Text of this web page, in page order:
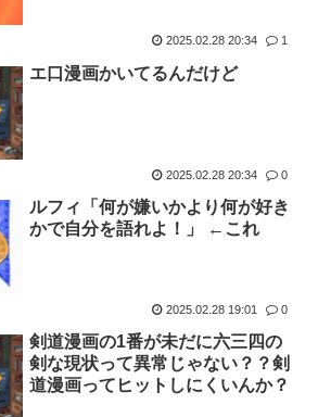
2025.02.28 20:34 1
エ口漫画かいてるんだけど
2025.02.28 20:34 0
ルフィ「何が嫌いかより何が好き
かで自分を語れよ！」 ←これ
2025.02.28 19:01 0
剣道漫画の1番が未だに六三四の
剣な現状って異常じゃない？？剣
道漫画ってヒットしにくいんか？